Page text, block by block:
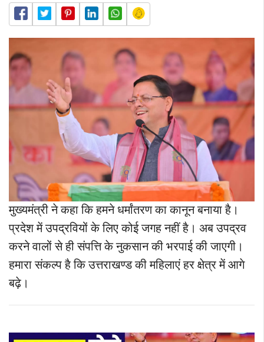
मुख्यमंत्री ने कहा कि हमने धर्मांतरण का कानून बनाया है।
प्रदेश में उपद्रवियों के लिए कोई जगह नहीं है। अब उपद्रव
करने वालों से ही संपत्ति के नुकसान की भरपाई की जाएगी।
हमारा संकल्प है कि उत्तराखण्ड की महिलाएं हर क्षेत्र में आगे
बढ़े।